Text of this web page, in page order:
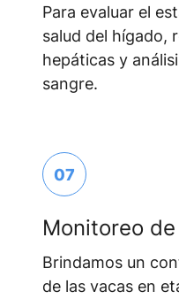
Para evaluar el
salud del hígado,
hepáticas y
sangre.
07
Monitoreo
Brindamos un
de las vacas en